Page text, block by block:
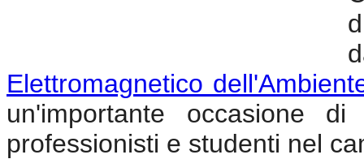
Elettromagnetico
un'importante occasione
professionisti e studenti nel